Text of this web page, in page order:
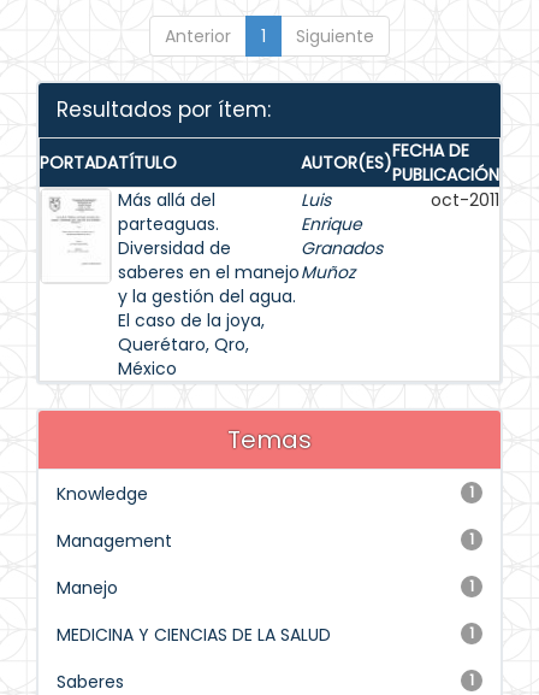
Anterior 1 Siguiente
Resultados por ítem:
PORTADATÍTULO AUTOR(ES)FECHA DE
PUBLICACIÓN
Más allá del
parteaguas.
Diversidad de
saberes en el manejo
y la gestión del agua.
El caso de la joya,
Querétaro, Qro,
México
Luis
Enrique
Granados
Muñoz
oct-2011
Temas
1
Knowledge
1
Management
1
Manejo
1
MEDICINA Y CIENCIAS DE LA SALUD
1
Saberes